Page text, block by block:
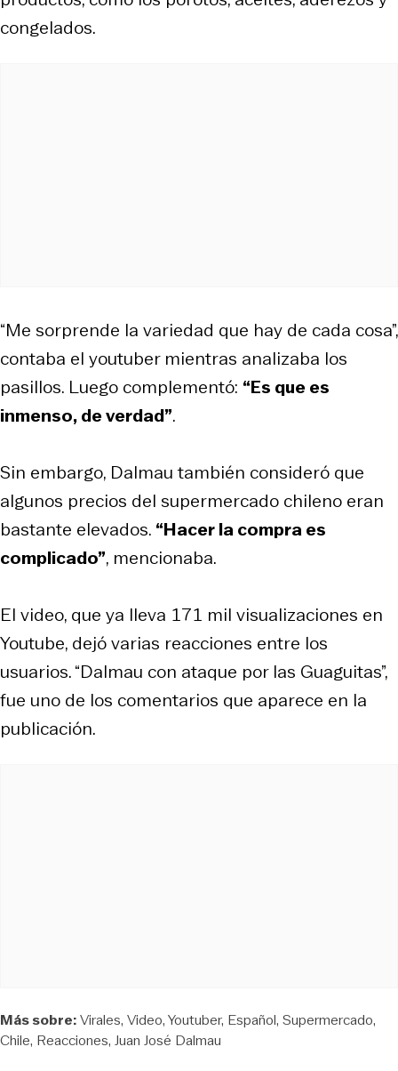
congelados.
“Me sorprende la variedad que hay de cada cosa”,
contaba el youtuber mientras analizaba los
pasillos. Luego complementó: “Es que es
inmenso, de verdad”.
Sin embargo, Dalmau también consideró que
algunos precios del supermercado chileno eran
bastante elevados. “Hacer la compra es
complicado”, mencionaba.
El video, que ya lleva 171 mil visualizaciones en
Youtube, dejó varias reacciones entre los
usuarios. “Dalmau con ataque por las Guaguitas”,
fue uno de los comentarios que aparece en la
publicación.
Más sobre:Virales Video Youtuber Español Supermercado
Chile Reacciones Juan José Dalmau